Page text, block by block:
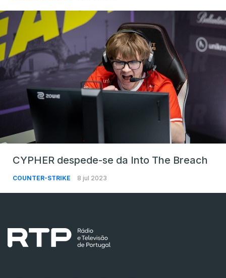
CYPHER despede-se da Into The Breach
COUNTER-STRIKE 8 jul 2023